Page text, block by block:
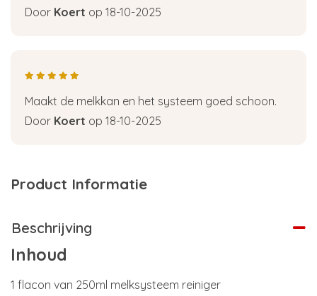
Door Koert op 18-10-2025
Maakt de melkkan en het systeem goed schoon.
Door Koert op 18-10-2025
Product Informatie
Beschrijving
Inhoud
1 flacon van 250ml melksysteem reiniger